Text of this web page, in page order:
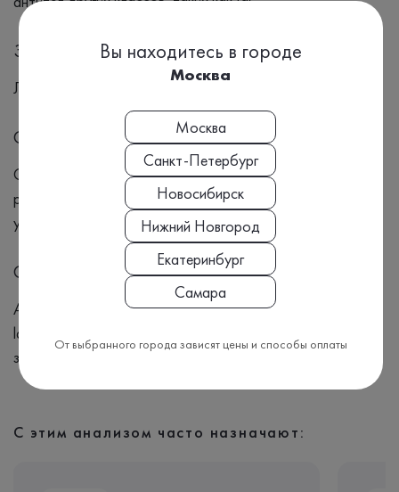
Заболевания
Лямблиоз
Симптомы
Симптомы: Диарея Боли в животе Метеоризм Тошнота и
рвота Потеря аппетита и веса Общая слабость и
усталость
Синонимы
Антитела класса М (IgM) к кишечной лямблии, Giardia
lamblia, Кишечная лямблия, Лямблиоз, Паразитарное
заболевание, Протозойные инфекции, Протозоозы
С этим анализом часто назначают:
Вы находитесь в городе
Москва
Москва
Санкт-Петербург
Новосибирск
Нижний Новгород
Екатеринбург
Самара
От выбранного города зависят цены и способы оплаты